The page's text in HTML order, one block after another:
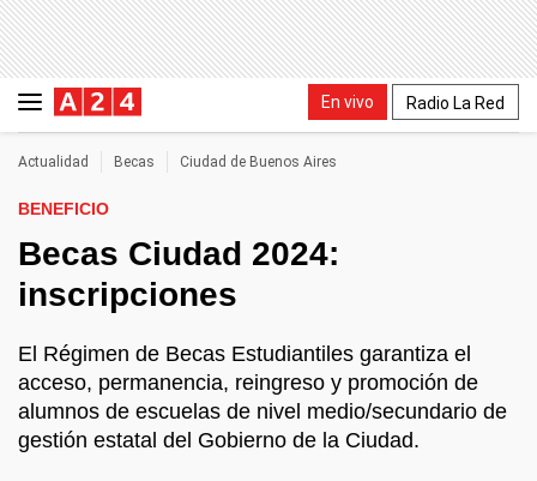
En vivo Radio La Red
Actualidad Becas Ciudad de Buenos Aires
BENEFICIO
Becas Ciudad 2024:
inscripciones
El Régimen de Becas Estudiantiles garantiza el
acceso, permanencia, reingreso y promoción de
alumnos de escuelas de nivel medio/secundario de
gestión estatal del Gobierno de la Ciudad.